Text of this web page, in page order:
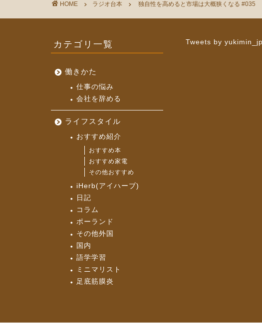
HOME ラジオ台本 独自性を高めると市場は大概狭くなる #035
カテゴリ一覧
働きかた
仕事の悩み
会社を辞める
ライフスタイル
おすすめ紹介
おすすめ本
おすすめ家電
その他おすすめ
iHerb(アイハーブ)
日記
コラム
ポーランド
その他外国
国内
語学学習
ミニマリスト
足底筋膜炎
Tweets by yukimin_jp